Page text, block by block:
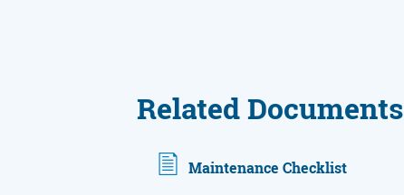
Related Documents
Maintenance Checklist